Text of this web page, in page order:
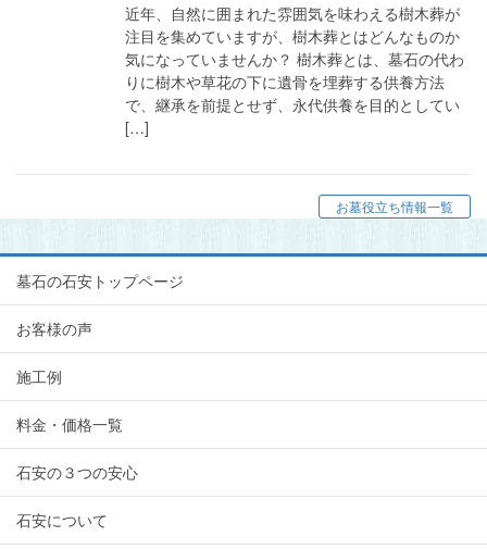
近年、自然に囲まれた雰囲気を味わえる樹木葬が
注目を集めていますが、樹木葬とはどんなものか
気になっていませんか？ 樹木葬とは、墓石の代わ
りに樹木や草花の下に遺骨を埋葬する供養方法
で、継承を前提とせず、永代供養を目的としてい
[…]
お墓役立ち情報一覧
墓石の石安トップページ
お客様の声
施工例
料金・価格一覧
石安の３つの安心
石安について